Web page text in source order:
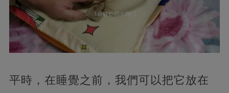
平時， 在睡覺之前，我們可以把它放在